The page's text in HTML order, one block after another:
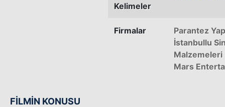
Kelimeler
Firmalar
Parantez
İstanbullu
Malzemeleri
Mars
FİLMİN KONUSU